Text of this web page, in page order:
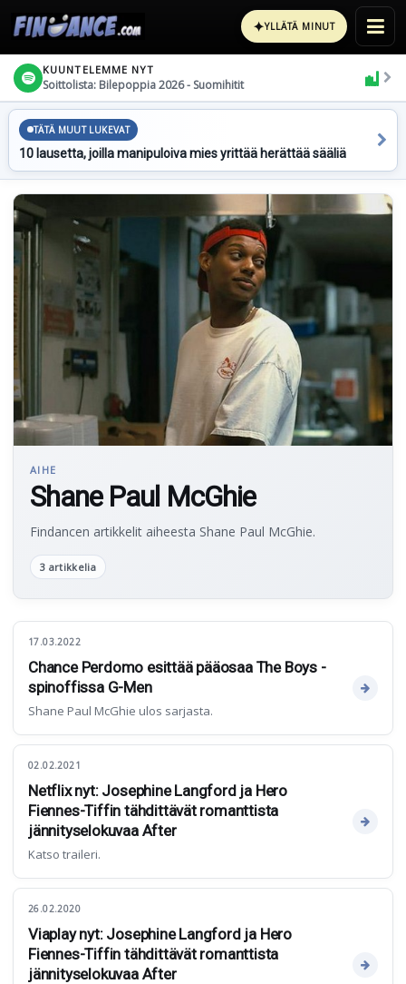
✦YLLÄTÄ MINUT
KUUNTELEMME NYT
Soittolista: Bilepoppia 2026 - Suomihitit
TÄTÄ MUUT LUKEVAT
10 lausetta, joilla manipuloiva mies yrittää herättää sääliä
AIHE
Shane Paul McGhie
Findancen artikkelit aiheesta Shane Paul McGhie.
3 artikkelia
17.03.2022
Chance Perdomo esittää pääosaa The Boys -
spinoffissa G-Men
Shane Paul McGhie ulos sarjasta.
02.02.2021
Netflix nyt: Josephine Langford ja Hero
Fiennes-Tiffin tähdittävät romanttista
jännityselokuvaa After
Katso traileri.
26.02.2020
Viaplay nyt: Josephine Langford ja Hero
Fiennes-Tiffin tähdittävät romanttista
jännityselokuvaa After